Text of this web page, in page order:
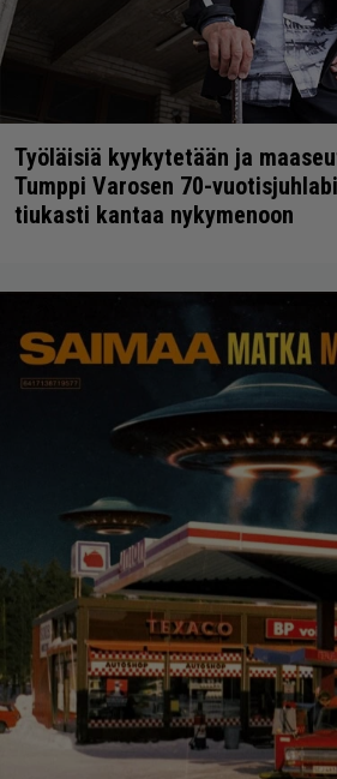
Työläisiä kyykytetään ja
Tumppi Varosen 70-
tiukasti kantaa nykymenoon